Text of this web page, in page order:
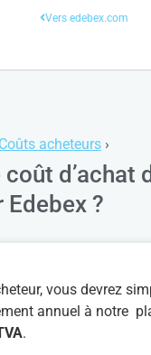
Vers edebex.com
Coûts acheteurs ›
d’achat
?
vous devrez
annuel à notre
.